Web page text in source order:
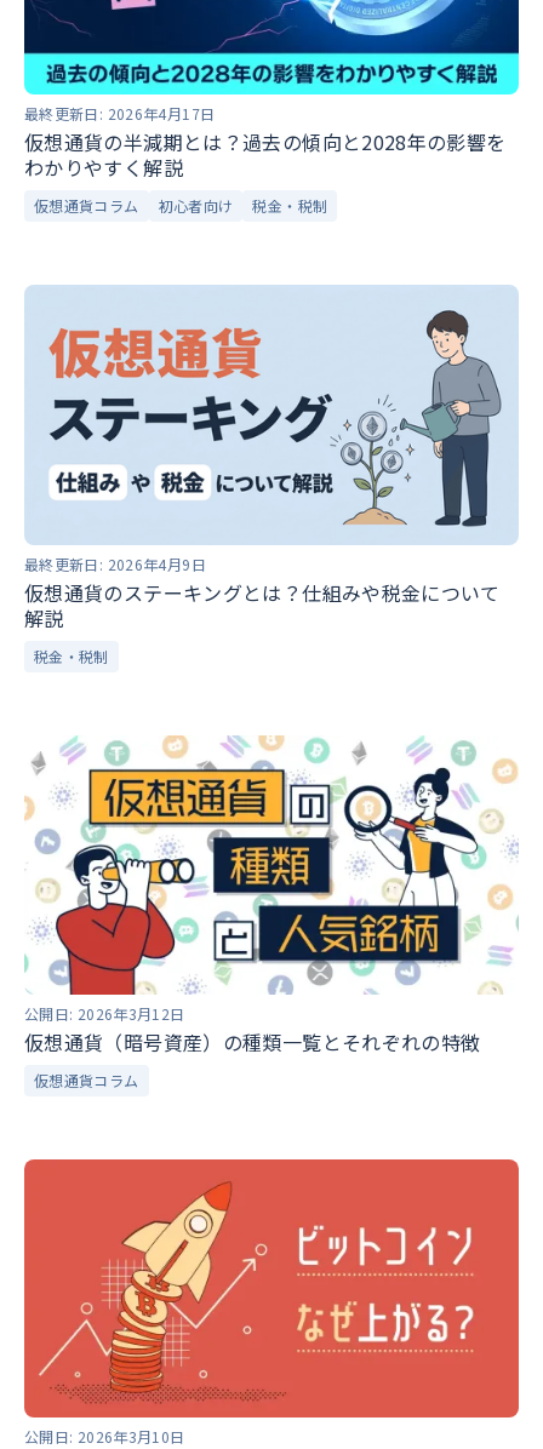
最終更新日: 2026年4月17日
仮想通貨の半減期とは？過去の傾向と2028年の影響を
わかりやすく解説
仮想通貨コラム 初心者向け 税金・税制
最終更新日: 2026年4月9日
仮想通貨のステーキングとは？仕組みや税金について
解説
税金・税制
公開日: 2026年3月12日
仮想通貨（暗号資産）の種類一覧とそれぞれの特徴
仮想通貨コラム
公開日: 2026年3月10日